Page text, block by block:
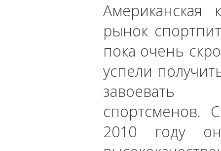
рынок
пока очень
успели
завоевать
спортсменов.
2010 году